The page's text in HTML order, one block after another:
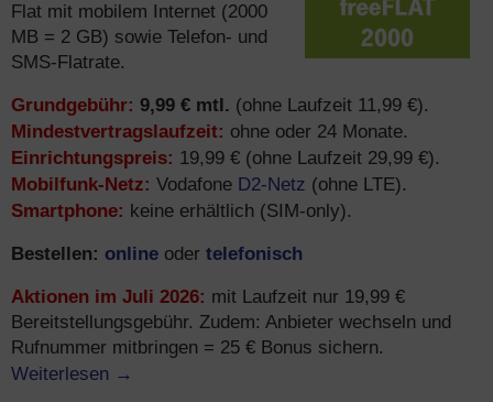
Flat mit mobilem Internet (2000
MB = 2 GB) sowie Telefon- und
SMS-Flatrate.
Grundgebühr: 9,99 € mtl. (ohne Laufzeit 11,99 €).
Mindestvertragslaufzeit: ohne oder 24 Monate.
Einrichtungspreis: 19,99 € (ohne Laufzeit 29,99 €).
Mobilfunk-Netz: Vodafone D2-Netz (ohne LTE).
Smartphone: keine erhältlich (SIM-only).
Bestellen: online oder telefonisch
Aktionen im Juli 2026: mit Laufzeit nur 19,99 €
Bereitstellungsgebühr. Zudem: Anbieter wechseln und
Rufnummer mitbringen = 25 € Bonus sichern.
Weiterlesen →